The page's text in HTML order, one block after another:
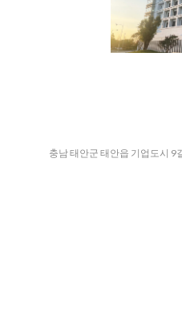
충남 태안군 태안읍 기업도시 9